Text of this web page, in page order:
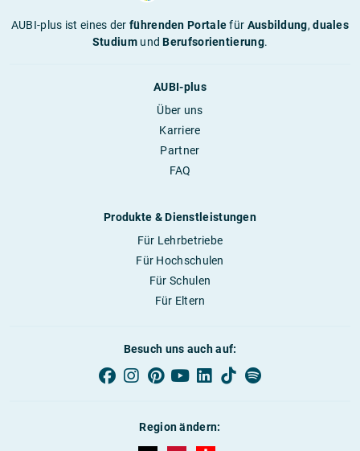
AUBI-plus ist eines derführenden Portalefür Ausbildung,duales
StudiumundBerufsorientierung.
AUBI-plus
Über uns
Karriere
Partner
FAQ
Produkte & Dienstleistungen
Für Lehrbetriebe
Für Hochschulen
Für Schulen
Für Eltern
Besuch uns auch auf:
Region ändern: